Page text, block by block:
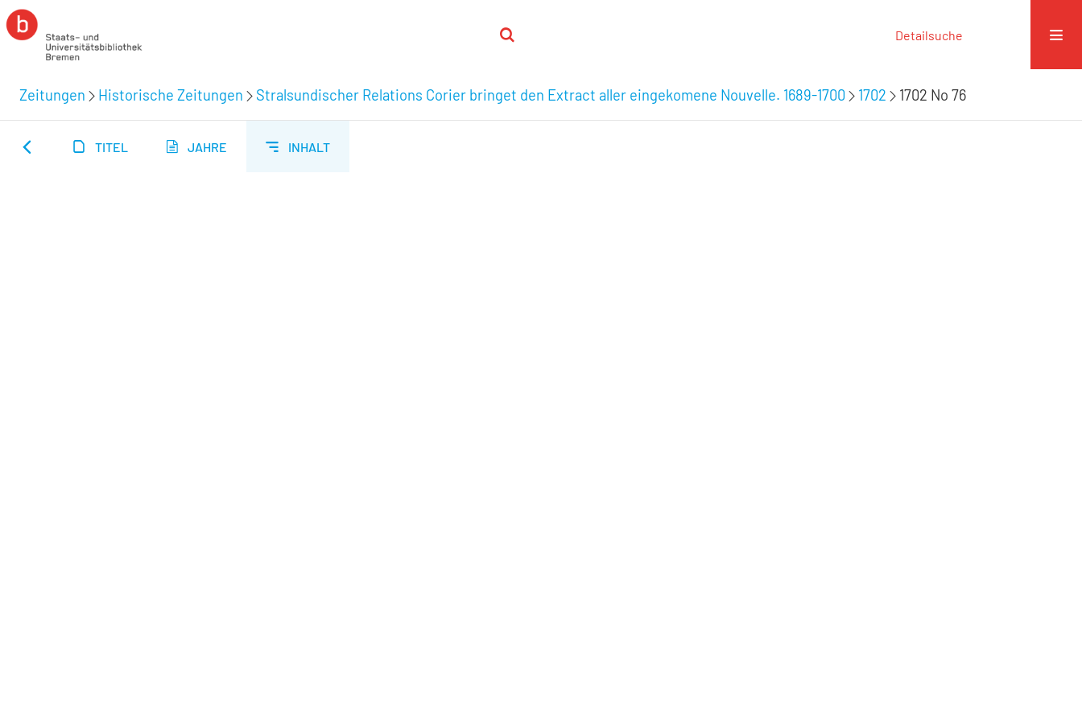
Detailsuche
Zeitungen Historische Zeitungen Stralsundischer Relations Corier bringet den Extract aller eingekomene Nouvelle. 1689-1700 1702 1702 No 76
TITEL JAHRE INHALT